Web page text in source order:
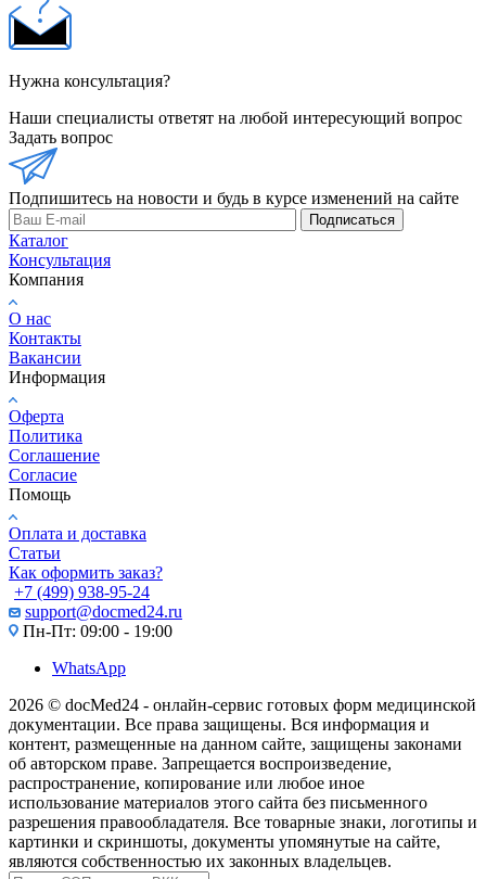
Нужна консультация?
Наши специалисты ответят на любой интересующий вопрос
Задать вопрос
Подпишитесь на новости и будь в курсе изменений на сайте
Подписаться
Каталог
Консультация
Компания
О нас
Контакты
Вакансии
Информация
Оферта
Политика
Соглашение
Согласие
Помощь
Оплата и доставка
Статьи
Как оформить заказ?
+7 (499) 938-95-24
support@docmed24.ru
Пн-Пт: 09:00 - 19:00
WhatsApp
2026 © docMed24 - онлайн-сервис готовых форм медицинской
документации. Все права защищены. Вся информация и
контент, размещенные на данном сайте, защищены законами
об авторском праве. Запрещается воспроизведение,
распространение, копирование или любое иное
использование материалов этого сайта без письменного
разрешения правообладателя. Все товарные знаки, логотипы и
картинки и скриншоты, документы упомянутые на сайте,
являются собственностью их законных владельцев.